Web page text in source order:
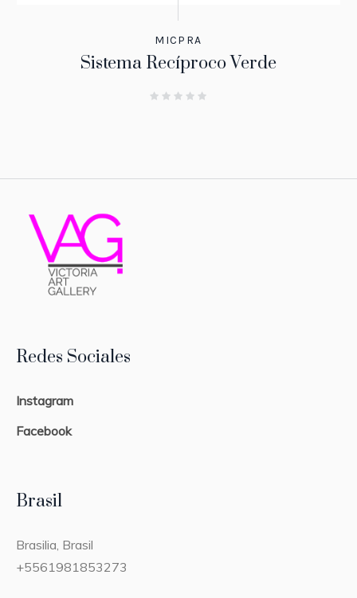
MICPRA
Sistema Recíproco Verde
Redes Sociales
Instagram
Facebook
Brasil
Brasilia, Brasil
+5561981853273